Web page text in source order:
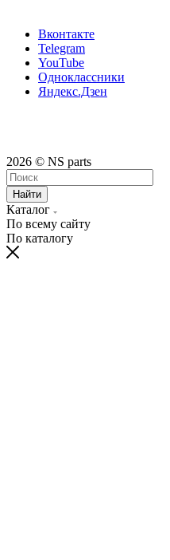
Вконтакте
Telegram
YouTube
Одноклассники
Яндекс.Дзен
2026 © NS parts
Найти
Каталог
По всему сайту
По каталогу